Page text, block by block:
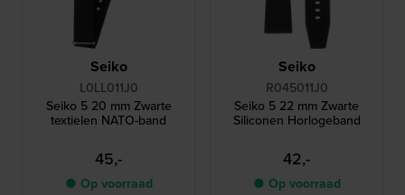
Seiko
L0LL011J0
Seiko 5 20 mm Zwarte
textielen NATO-band
45,-
● Op voorraad
Seiko
R045011J0
Seiko 5 22 mm Zwarte
Siliconen Horlogeband
42,-
● Op voorraad